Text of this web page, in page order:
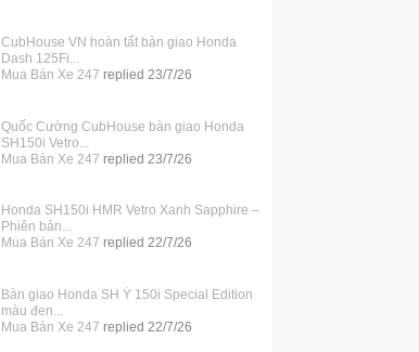
CubHouse VN hoàn tất bàn giao Honda
Dash 125Fi...
Mua Bán Xe 247 replied 23/7/26
Quốc Cường CubHouse bàn giao Honda
SH150i Vetro...
Mua Bán Xe 247 replied 23/7/26
Honda SH150i HMR Vetro Xanh Sapphire –
Phiên bản...
Mua Bán Xe 247 replied 22/7/26
Bàn giao Honda SH Ý 150i Special Edition
màu đen...
Mua Bán Xe 247 replied 22/7/26